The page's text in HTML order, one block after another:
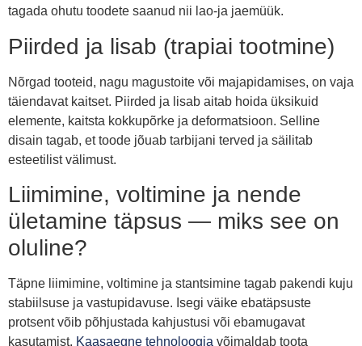
tagada ohutu toodete saanud nii lao-ja jaemüük.
Piirded ja lisab (trapiai tootmine)
Nõrgad tooteid, nagu magustoite või majapidamises, on vaja
täiendavat kaitset. Piirded ja lisab aitab hoida üksikuid
elemente, kaitsta kokkupõrke ja deformatsioon. Selline
disain tagab, et toode jõuab tarbijani terved ja säilitab
esteetilist välimust.
Liimimine, voltimine ja nende
ületamine täpsus — miks see on
oluline?
Täpne liimimine, voltimine ja stantsimine tagab pakendi kuju
stabiilsuse ja vastupidavuse. Isegi väike ebatäpsuste
protsent võib põhjustada kahjustusi või ebamugavat
kasutamist. Kaasaegne tehnoloogia võimaldab toota